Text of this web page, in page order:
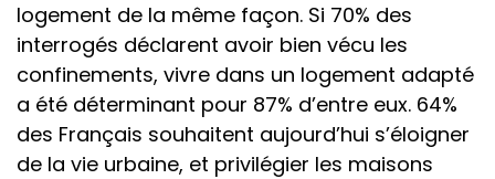
logement de la même façon. Si 70% des
interrogés déclarent avoir bien vécu les
confinements, vivre dans un logement adapté
a été déterminant pour 87% d’entre eux. 64%
des Français souhaitent aujourd’hui s’éloigner
de la vie urbaine, et privilégier les maisons